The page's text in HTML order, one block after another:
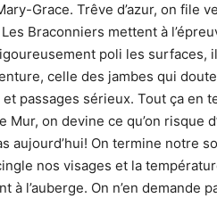
Grace. Trêve d’azur, on file
Braconniers mettent à
poli les surfaces,
celle des jambes qui
passages sérieux. Tout ça en
Mur, on devine ce qu’on risque
aujourd’hui! On termine notre
nos visages et la
à l’auberge. On n’en demande